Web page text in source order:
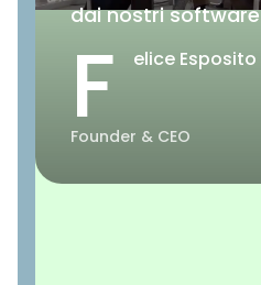
dai nostri software
F elice Esposito
Founder & CEO